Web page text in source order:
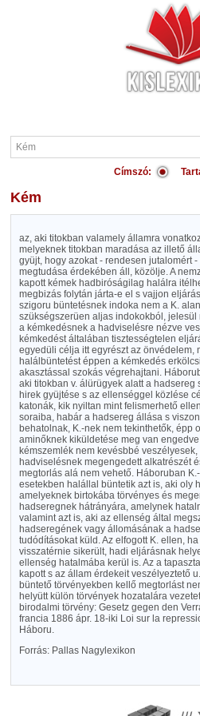
Címszó:
Kém
az, aki titokban valamely államra
melyeknek titokban maradása az illető
gyüjt, hogy azokat - rendesen jutalomért
megtudása érdekében áll, közölje. A
kapott kémek hadbiróságilag halálra
megbizás folytán járta-e el s vajjon
szigoru büntetésnek indoka nem a K.
szükségszerüen aljas indokokból,
a kémkedésnek a hadviselésre nézve
kémkedést általában tisztességtelen
egyedüli célja itt egyrészt az önvédelem,
halálbüntetést éppen a kémkedés
akasztással szokás végrehajtani.
aki titokban v. álürügyek alatt a
hirek gyüjtése s az ellenséggel közlése
katonák, kik nyiltan mint felismerhető
soraiba, habár a hadsereg állása s
behatolnak, K.-nek nem tekinthetők, épp
aminőknek kiküldetése meg van
kémszemlék nem kevésbbé
hadviselésnek megengedett alkatrészét
megtorlás alá nem vehető. Háboruban
esetekben halállal büntetik azt is, aki oly
amelyeknek birtokába törvényes és
hadseregnek hátrányára, amelynek
valamint azt is, aki az ellenség által
hadseregének vagy állomásának a
tudódításokat küld. Az elfogott K. ellen,
visszatérnie sikerült, hadi eljárásnak
ellenség hatalmába kerül is. Az a
kapott s az állam érdekeit veszélyeztető
büntető törvényekben kellő megtorlást
helyütt külön törvények hozatalára
birodalmi törvény: Gesetz gegen den
francia 1886 ápr. 18-iki Loi sur la
Háboru.
Forrás: Pallas Nagylexikon